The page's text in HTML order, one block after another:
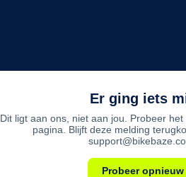
Er ging iets
Dit ligt aan ons, niet aan jou. Probeer
pagina. Blijft deze melding
Probeer opnieuw